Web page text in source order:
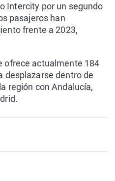
Intercity por un segundo
pasajeros han
frente a 2023,
ofrece actualmente 184
desplazarse dentro de
región con Andalucía,